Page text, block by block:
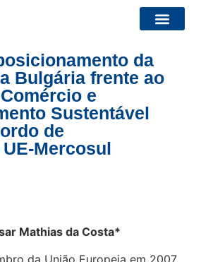
da
Bulgária frente ao
e
Sustentável
de
Mercosul
Mathias da Costa*
da União Europeia em 2007,